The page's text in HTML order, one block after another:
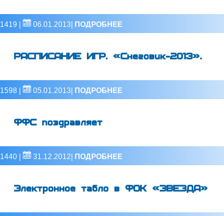
1419 | 06.01.2013| ПОДРОБНЕЕ
РАСПИСАНИЕ ИГР. «Снеговик-2013».
1598 | 05.01.2013| ПОДРОБНЕЕ
ФФС поздравляет
1440 | 31.12.2012| ПОДРОБНЕЕ
Электронное табло в ФОК «ЗВЕЗДА»